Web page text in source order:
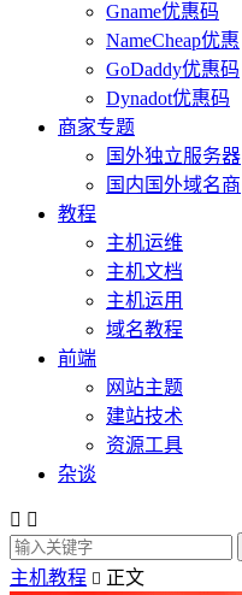
Gname优惠码
NameCheap优惠
GoDaddy优惠码
Dynadot优惠码
商家专题
国外独立服务器
国内国外域名商
教程
主机运维
主机文档
主机运用
域名教程
前端
网站主题
建站技术
资源工具
杂谈
 
主机教程  正文